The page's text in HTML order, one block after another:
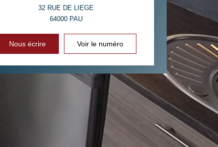
32 RUE DE LIEGE
64000 PAU
Nous écrire Voir le numéro